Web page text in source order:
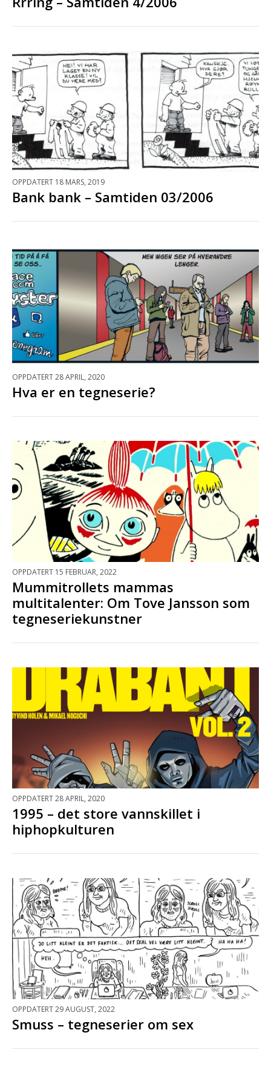
OPPDATERT 18 MARS, 2019
Bank bank – Samtiden 03/2006
OPPDATERT 28 APRIL, 2020
Hva er en tegneserie?
OPPDATERT 15 FEBRUAR, 2022
Mummitrollets mammas
multitalenter: Om Tove Jansson som
tegneseriekunstner
OPPDATERT 28 APRIL, 2020
1995 – det store vannskillet i
hiphopkulturen
OPPDATERT 29 AUGUST, 2022
Smuss – tegneserier om sex